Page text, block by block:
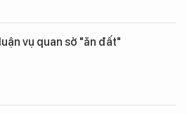
vụ quan sở "ăn đất"